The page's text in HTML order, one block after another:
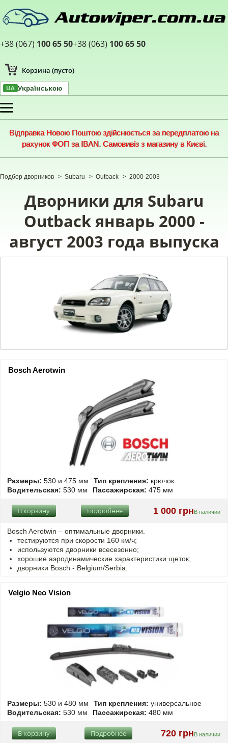
+38 (067) 100 65 50+38 (063) 100 65 50
Корзина (пусто)
UA Українською
Меню
Відправка Новою Поштою здійснюється за передплатою на
рахунок ФОП за IBAN. Самовивіз з магазину в Києві.
Подбор дворников > Subaru > Outback > 2000-2003
Дворники для Subaru
Outback январь 2000 -
август 2003 года выпуска
Bosch Aerotwin
Размеры: 530 и 475 мм Тип крепления: крючок
Водительская: 530 мм Пассажирская: 475 мм
1 000 грн В наличии
Подробнее
В корзину
Bosch Aerotwin – оптимальные дворники.
тестируются при скорости 160 км/ч;
используются дворники всесезонно;
хорошие аэродинамические характеристики щеток;
дворники Bosch - Belgium/Serbia.
Velgio Neo Vision
Размеры: 530 и 480 мм Тип крепления: универсальное
Водительская: 530 мм Пассажирская: 480 мм
720 грнВ наличии
Подробнее
В корзину